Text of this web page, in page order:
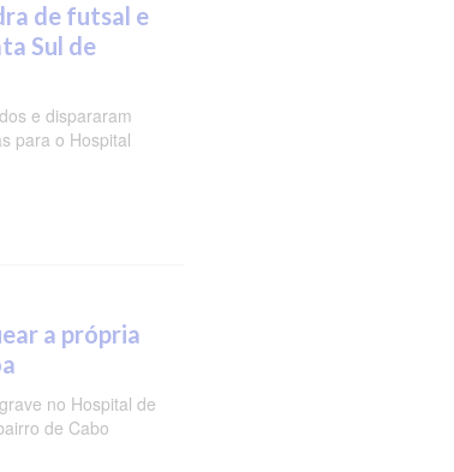
de futsal e
Sul de
e dispararam
para o Hospital
a própria
no Hospital de
de Cabo